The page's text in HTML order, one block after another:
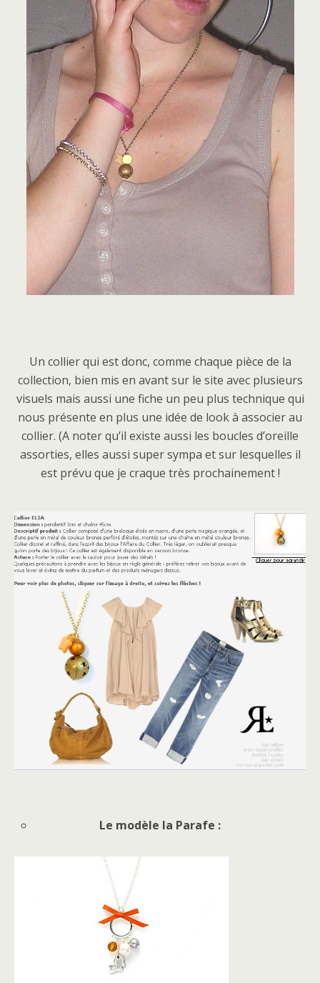
Un collier qui est donc, comme chaque pièce de la
collection, bien mis en avant sur le site avec plusieurs
visuels mais aussi une fiche un peu plus technique qui
nous présente en plus une idée de look à associer au
collier. (A noter qu’il existe aussi les boucles d’oreille
assorties, elles aussi super sympa et sur lesquelles il
est prévu que je craque très prochainement !
Le modèle la Parafe :